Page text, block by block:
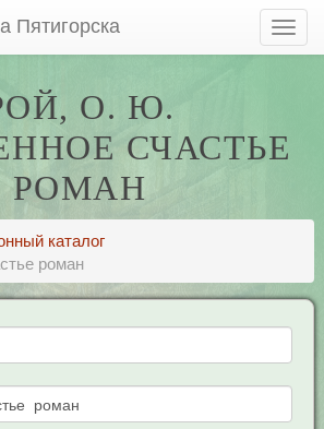
Пятигорска
О. Ю.
СЧАСТЬЕ
РОМАН
каталог
роман